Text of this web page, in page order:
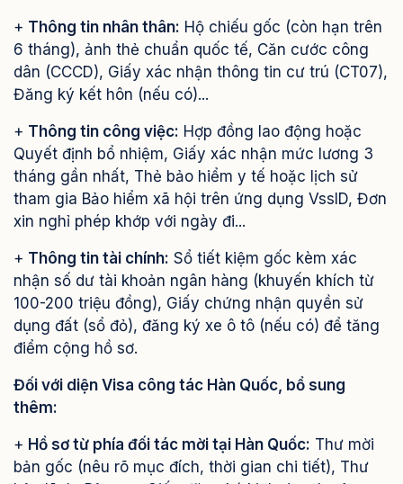
+ Thông tin nhân thân: Hộ chiếu gốc (còn hạn trên
6 tháng), ảnh thẻ chuẩn quốc tế, Căn cước công
dân (CCCD), Giấy xác nhận thông tin cư trú (CT07),
Đăng ký kết hôn (nếu có)...
+ Thông tin công việc: Hợp đồng lao động hoặc
Quyết định bổ nhiệm, Giấy xác nhận mức lương 3
tháng gần nhất, Thẻ bảo hiểm y tế hoặc lịch sử
tham gia Bảo hiểm xã hội trên ứng dụng VssID, Đơn
xin nghỉ phép khớp với ngày đi...
+ Thông tin tài chính: Sổ tiết kiệm gốc kèm xác
nhận số dư tài khoản ngân hàng (khuyến khích từ
100-200 triệu đồng), Giấy chứng nhận quyền sử
dụng đất (sổ đỏ), đăng ký xe ô tô (nếu có) để tăng
điểm cộng hồ sơ.
Đối với diện Visa công tác Hàn Quốc, bổ sung
thêm:
+ Hồ sơ từ phía đối tác mời tại Hàn Quốc: Thư mời
bản gốc (nêu rõ mục đích, thời gian chi tiết), Thư